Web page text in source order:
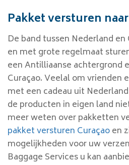
Pakket versturen
De band tussen Nederland
en met grote regelmaat
een Antilliaanse achtergrond
Curaçao. Veelal om vrienden
met een cadeau uit
de producten in eigen land
meer weten over pakketten
pakket versturen Curaçaoen
mogelijkheden voor uw
Baggage Services u kan